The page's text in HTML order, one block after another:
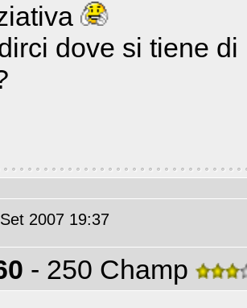
dove si tiene
2007 19:37
- 250 Champ